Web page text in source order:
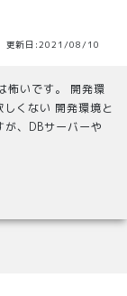
新日:2021/08/10
怖いです。 開発環
くない 開発環境と
、DBサーバーや